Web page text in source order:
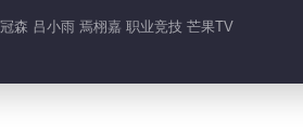
森 吕小雨 焉栩嘉 职业竞技 芒果TV